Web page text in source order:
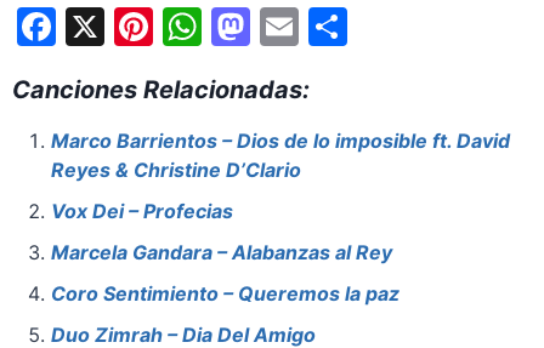
F
c
e
b
o
o
k
X Pi
er
e
st
W
at
s
A
p
p
M
st
o
d
n
E
ai
l
S
e
Canciones Relacionadas:
Marco Barrientos – Dios de lo imposible ft. David
Reyes & Christine D’Clario
Vox Dei – Profecias
Marcela Gandara – Alabanzas al Rey
Coro Sentimiento – Queremos la paz
Duo Zimrah – Dia Del Amigo